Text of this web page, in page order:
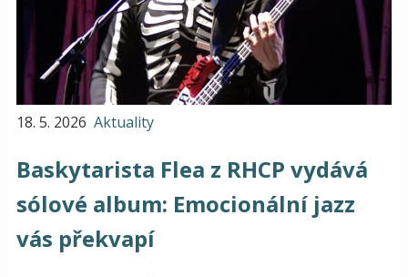
18. 5. 2026 Aktuality
Baskytarista Flea z RHCP vydává
sólové album: Emocionální jazz
vás překvapí